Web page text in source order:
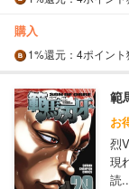
購入
1%還元 ：4ポイン
範
お
烈
現
読